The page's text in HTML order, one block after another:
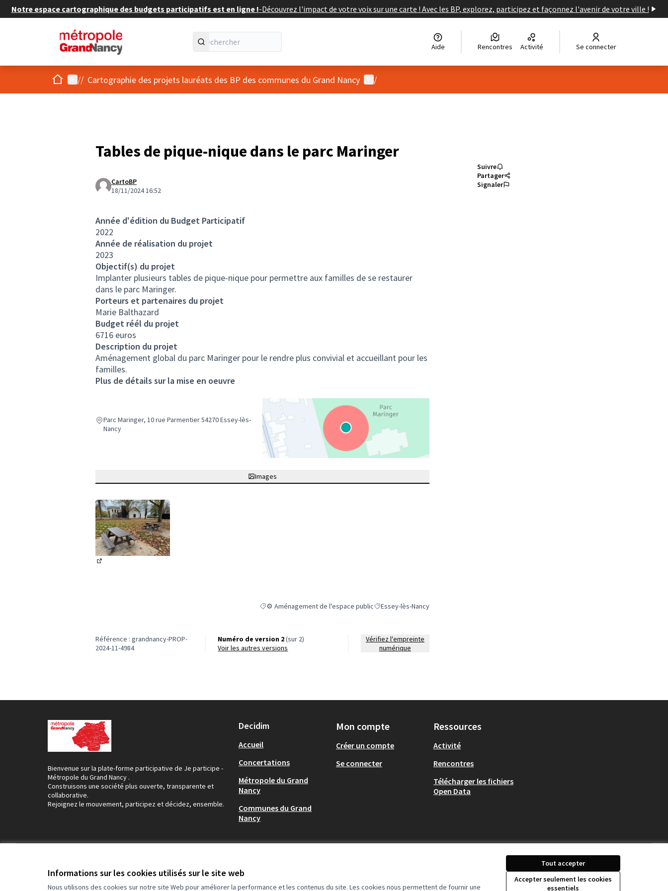
Informations sur les cookies utilisés sur le site web
Nous utilisons des cookies sur notre site Web pour améliorer la performance et les contenus du site. Les cookies nous permettent de fournir une
Tout accepter
Accepter seulement les cookies
essentiels
Notre espace cartographique des budgets participatifs est en ligne !-Découvrez l'impact de votre voix sur une carte ! Avec les BP, explorez, participez et façonnez l'avenir de votre ville !
Aide Rencontres Activité Se connecter
AccueilMenu principal
// Cartographie des projets lauréats des BP des communes du Grand Nancy Menu utilisateur
/
Tables de pique-nique dans le parc Maringer
CartoBP
18/11/2024 16:52
Année d'édition du Budget Participatif
2022
Année de réalisation du projet
2023
Objectif(s) du projet
Implanter plusieurs tables de pique-nique pour permettre aux familles de se restaurer
dans le parc Maringer.
Porteurs et partenaires du projet
Marie Balthazard
Budget réél du projet
6716 euros
Description du projet
Aménagement global du parc Maringer pour le rendre plus convivial et accueillant pour les
familles.
Plus de détails sur la mise en oeuvre
Parc Maringer, 10 rue Parmentier 54270 Essey-lès-
Nancy
Images
Filtrer les résultats de la catégorie : ⚙️ Aménagement de l'espace public
⚙️ Aménagement de l'espace publicFiltrer les résultats pour le secteur : Essey-lès-Nancy
Essey-lès-Nancy
Suivre
Partager
Signaler
Référence : grandnancy-PROP-
2024-11-4984
Numéro de version 2(sur 2)
voir les autres versions
Vérifiez l'empreinte
numérique
Bienvenue sur la plate-forme participative de Je participe -
Métropole du Grand Nancy .
Construisons une société plus ouverte, transparente et
collaborative.
Rejoignez le mouvement, participez et décidez, ensemble.
Decidim
Accueil
Concertations
Métropole du Grand
Nancy
Communes du Grand
Nancy
Mon compte
Créer un compte
Se connecter
Ressources
Activité
Rencontres
Télécharger les fichiers
Open Data